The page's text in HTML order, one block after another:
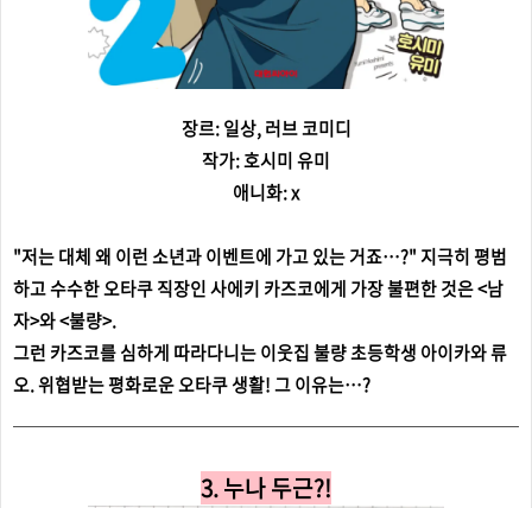
장르: 일상, 러브 코미디
작가: 호시미 유미
애니화: x
"저는 대체 왜 이런 소년과 이벤트에 가고 있는 거죠…?" 지극히 평범
하고 수수한 오타쿠 직장인 사에키 카즈코에게 가장 불편한 것은 <남
자>와 <불량>.
그런 카즈코를 심하게 따라다니는 이웃집 불량 초등학생 아이카와 류
오. 위협받는 평화로운 오타쿠 생활! 그 이유는…?
3. 누나 두근?!